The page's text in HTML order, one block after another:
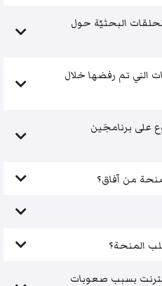
البحثيّة حول
التي تم رفضها خلال
على برنامجَين
من آفاق؟
المنحة؟
بسبب صعوبات